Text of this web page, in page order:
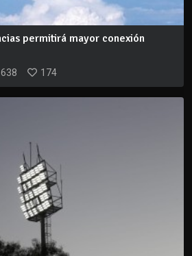
permitirá mayor conexión
174